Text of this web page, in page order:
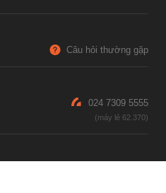
Câu hỏi thường gặp
024 7309 5555